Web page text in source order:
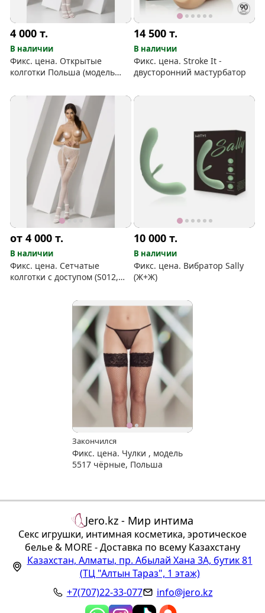
4 000т.
В наличии
Фикс. цена. Открытые
колготки Польша (модель
14 500т.
В наличии
Фикс. цена. Stroke It -
двусторонний мастурбатор
от 4 000т.
В наличии
Фикс. цена. Сетчатые
колготки с доступом (S012,
10 000т.
В наличии
Фикс. цена. Вибратор Sally
(Ж+Ж)
Закончился
Фикс. цена. Чулки , модель
5517 чёрные, Польша
Jero.kz - Мир интима
Секс игрушки, интимная косметика, эротическое
белье & MORE - Доставка по всему Казахстану
Казахстан, Алматы, пр. Абылай Хана 3А, бутик 81
(ТЦ "Алтын Тараз", 1 этаж)
+7(707)22-33-077
info@jero.kz